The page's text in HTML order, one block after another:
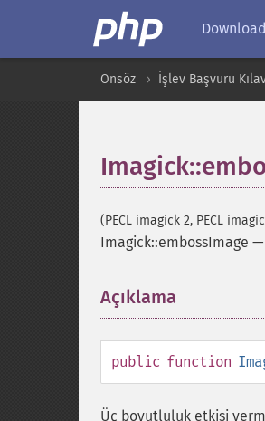
Önsöz İşlev Başvuru
(PECL imagick 2, PECL
Imagick::embossImage —
Açıklama
public function
Üç boyutluluk etkisi